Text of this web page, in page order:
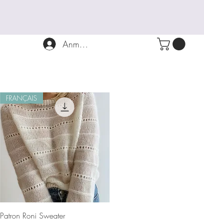
Anmelden
Schnellansicht
FRANÇAIS
Patron Roni Sweater